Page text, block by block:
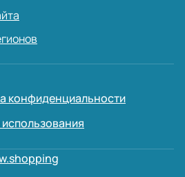
конфиденциальности